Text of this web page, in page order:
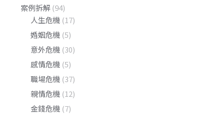
案例拆解 (94)
人生危機 (17)
婚姻危機 (5)
意外危機 (30)
感情危機 (5)
職場危機 (37)
親情危機 (12)
金錢危機 (7)